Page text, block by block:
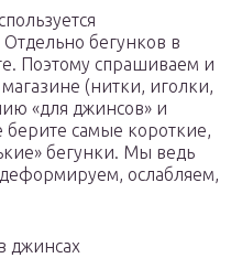
бегунков в
Поэтому спрашиваем и
(нитки, иголки,
«для джинсов» и
берите самые короткие,
бегунки. Мы ведь
ослабляем,
джинсах